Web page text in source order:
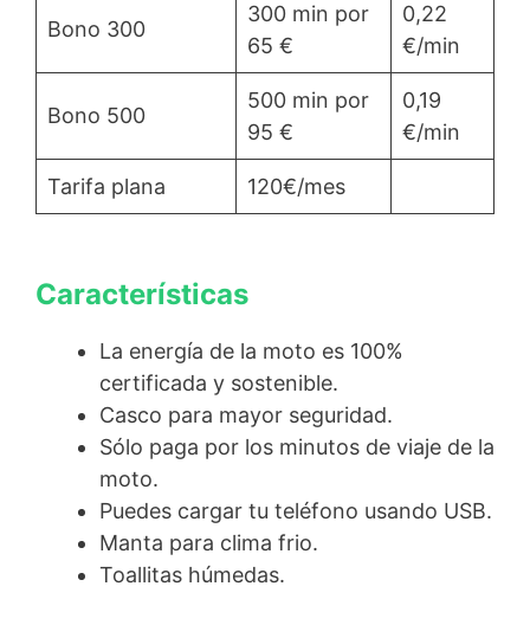
Bono 300
300 min por
65 €
0,22
€/min
Bono 500
500 min por
95 €
0,19
€/min
Tarifa plana 120€/mes
Características
La energía de la moto es 100%
certificada y sostenible.
Casco para mayor seguridad.
Sólo paga por los minutos de viaje de la
moto.
Puedes cargar tu teléfono usando USB.
Manta para clima frio.
Toallitas húmedas.